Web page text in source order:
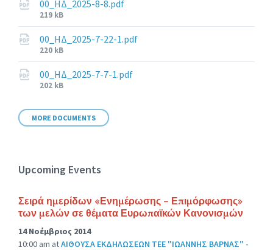
00_ΗΔ_2025-8-8.pdf
File
size:
219 kB
00_ΗΔ_2025-7-22-1.pdf
File
size:
220 kB
00_ΗΔ_2025-7-7-1.pdf
File
202 kB
MORE DOCUMENTS
Upcoming Events
Σειρά ημερίδων «Ενημέρωσης – Επιμόρφωσης»
των μελών σε θέματα Ευρωπαϊκών Κανονισμών
14 Νοέμβριος 2014
10:00 am atΑΙΘΟΥΣΑ ΕΚΔΗΛΩΣΕΩΝ ΤΕΕ "ΙΩΑΝΝΗΣ ΒΑΡΝΑΣ" -